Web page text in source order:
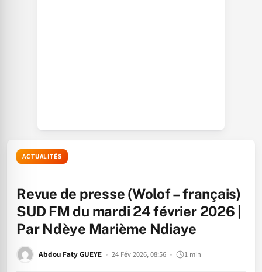
ACTUALITÉS
Revue de presse (Wolof – français)
SUD FM du mardi 24 février 2026 |
Par Ndèye Marième Ndiaye
Abdou Faty GUEYE 24 Fév 2026, 08:56 1 min